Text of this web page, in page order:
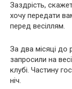
Заздрість,
хочу передати
перед весіллям.
За два місяці до
запросили на
клубі. Частину
ніч.